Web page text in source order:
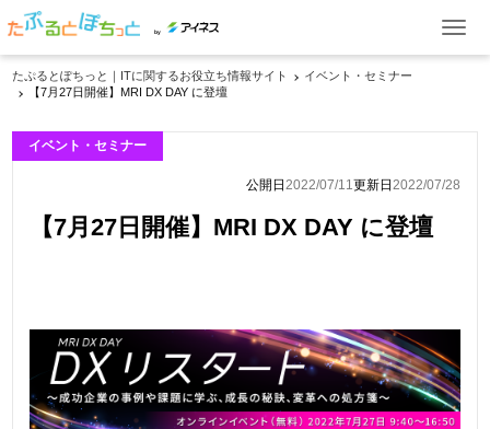
by
ITお役立ち情報
イベント・セミナー
資料ダウンロード お問い合わせ
たぷるとぽちっと｜ITに関するお役立ち情報サイト
イベント・セミナー
【7月27日開催】MRI DX DAY に登壇
イベント・セミナー
公開日 2022/07/11更新日 2022/07/28
【7月27日開催】MRI DX DAY に登壇